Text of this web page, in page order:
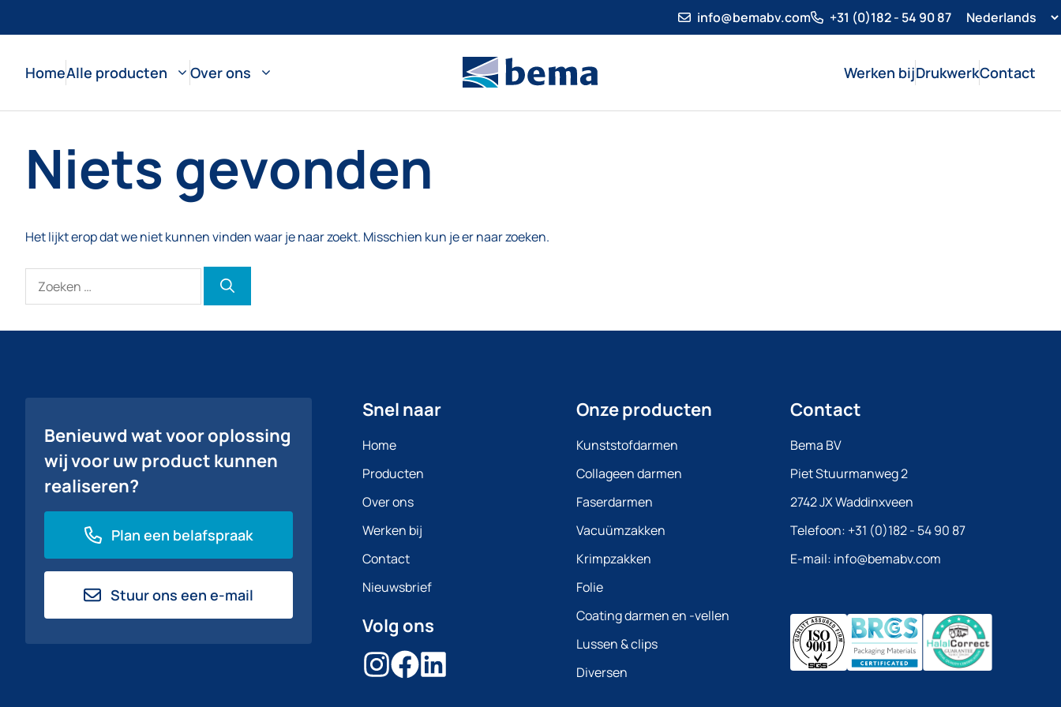
naar
inhoud
info@bemabv.com +31 (0)182 - 54 90 87
HomeAlle producten Over ons Werken bijDrukwerkContact
Niets gevonden
Het lijkt erop dat we niet kunnen vinden waar je naar zoekt. Misschien kun je er naar zoeken.
Benieuwd wat voor oplossing
wij voor uw product kunnen
realiseren?
Plan een belafspraak
Stuur ons een e-mail
Snel naar
Home
Producten
Over ons
Werken bij
Contact
Nieuwsbrief
Volg ons
Onze producten
Kunststofdarmen
Collageen darmen
Faserdarmen
Vacuümzakken
Krimpzakken
Folie
Coating darmen en -vellen
Lussen & clips
Diversen
Contact
Bema BV
Piet Stuurmanweg 2
2742 JX Waddinxveen
Telefoon: +31 (0)182 - 54 90 87
E-mail: info@bemabv.com